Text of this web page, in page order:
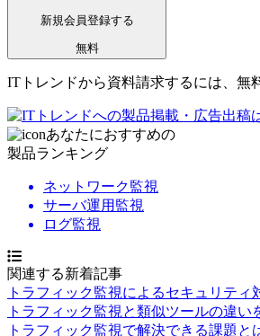
新規会員登録する
無料
ITトレンドから資料請求するには、無
あなたにおすすめの
製品ランキング
ネットワーク監視
サーバ運用監視
ログ監視
関連する新着記事
トラフィック監視によるセキュリテ
トラフィック監視と類似ツールの違
トラフィック監視で解決できる課題と